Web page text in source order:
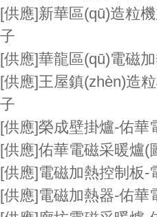
[供應]新華區(qū)造粒
子
[供應]華龍區(qū)電磁
[供應]王屋鎮(zhèn)造
子
[供應]榮成壁掛爐-佑華
[供應]佑華電磁采暖爐(
[供應]電磁加熱控制板-
[供應]電磁加熱器-佑華